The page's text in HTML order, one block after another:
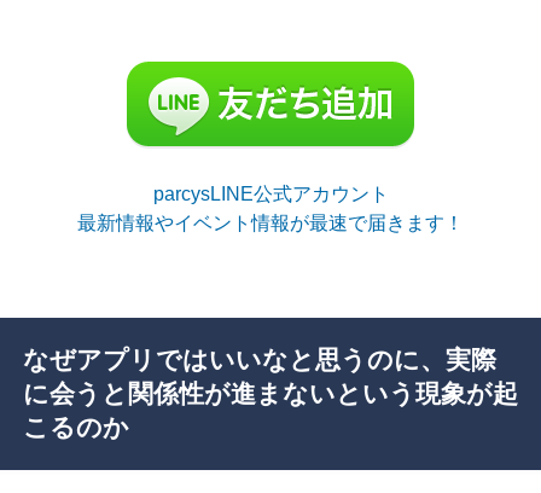
parcysLINE公式アカウント
最新情報やイベント情報が最速で届きます！
なぜアプリではいいなと思うのに、実際
に会うと関係性が進まないという現象が起
こるのか